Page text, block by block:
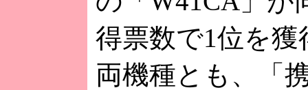
得票数で1位を
両機種とも、「